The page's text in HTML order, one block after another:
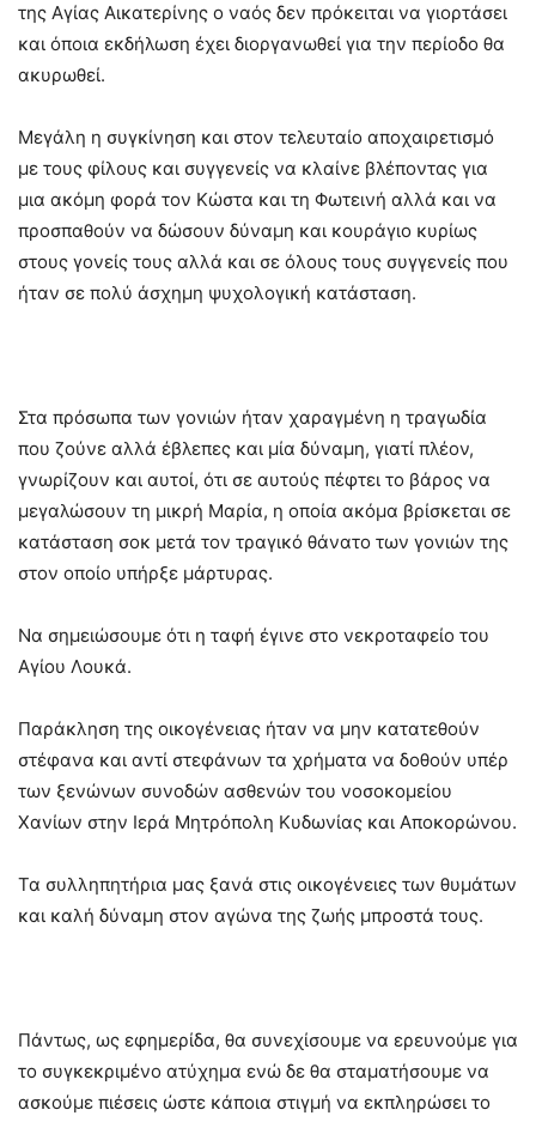
της Αγίας Αικατερίνης ο ναός δεν πρόκειται να γιορτάσει
και όποια εκδήλωση έχει διοργανωθεί για την περίοδο θα
ακυρωθεί.
Μεγάλη η συγκίνηση και στον τελευταίο αποχαιρετισμό
με τους φίλους και συγγενείς να κλαίνε βλέποντας για
μια ακόμη φορά τον Κώστα και τη Φωτεινή αλλά και να
προσπαθούν να δώσουν δύναμη και κουράγιο κυρίως
στους γονείς τους αλλά και σε όλους τους συγγενείς που
ήταν σε πολύ άσχημη ψυχολογική κατάσταση.
Στα πρόσωπα των γονιών ήταν χαραγμένη η τραγωδία
που ζούνε αλλά έβλεπες και μία δύναμη, γιατί πλέον,
γνωρίζουν και αυτοί, ότι σε αυτούς πέφτει το βάρος να
μεγαλώσουν τη μικρή Μαρία, η οποία ακόμα βρίσκεται σε
κατάσταση σοκ μετά τον τραγικό θάνατο των γονιών της
στον οποίο υπήρξε μάρτυρας.
Να σημειώσουμε ότι η ταφή έγινε στο νεκροταφείο του
Αγίου Λουκά.
Παράκληση της οικογένειας ήταν να μην κατατεθούν
στέφανα και αντί στεφάνων τα χρήματα να δοθούν υπέρ
των ξενώνων συνοδών ασθενών του νοσοκομείου
Χανίων στην Ιερά Μητρόπολη Κυδωνίας και Αποκορώνου.
Τα συλληπητήρια μας ξανά στις οικογένειες των θυμάτων
και καλή δύναμη στον αγώνα της ζωής μπροστά τους.
Πάντως, ως εφημερίδα, θα συνεχίσουμε να ερευνούμε για
το συγκεκριμένο ατύχημα ενώ δε θα σταματήσουμε να
ασκούμε πιέσεις ώστε κάποια στιγμή να εκπληρώσει το